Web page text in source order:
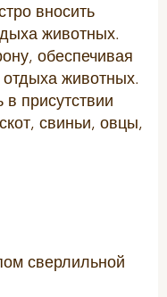
вносить
животных.
обеспечивая
животных.
присутствии
свиньи, овцы,
сверлильной